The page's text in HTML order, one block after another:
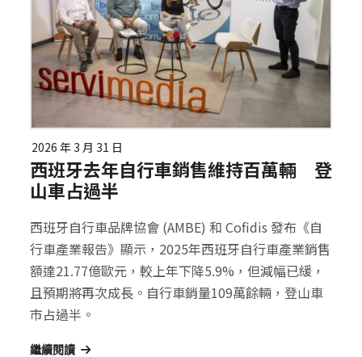
2026 年 3 月 31 日
西班牙去年自行車銷售維持百萬輛 登
山車占過半
西班牙自行車品牌協會 (AMBE) 和 Cofidis 發布《自
行車產業報告》顯示，2025年西班牙自行車產業銷售
額達21.77億歐元，較上年下降5.9%，但減幅已緩，
且預期將再次成長。自行車銷量109萬餘輛，登山車
市占過半。
繼續閱讀